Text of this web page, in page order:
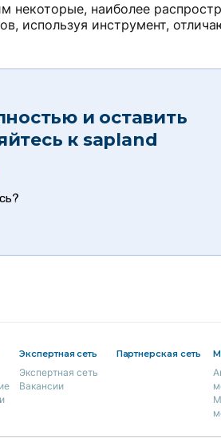
некоторые, наиболее
используя инструмент,
и оставить
к sapland
Экспертная сеть
Экспертная сеть
Вакансии
Партнерская сеть